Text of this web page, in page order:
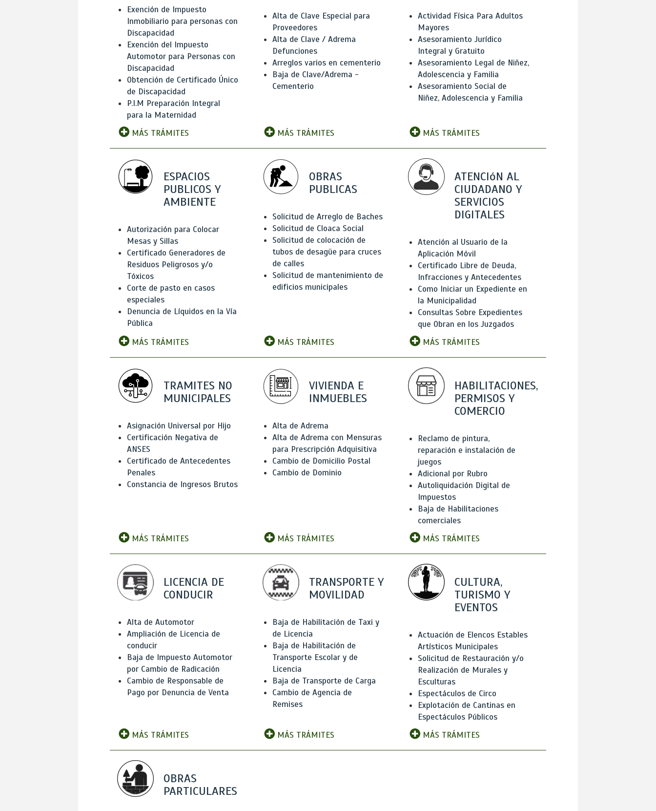
Exención de Impuesto
Inmobiliario para personas con
Discapacidad
Exención del Impuesto
Automotor para Personas con
Discapacidad
Obtención de Certificado Único
de Discapacidad
P.I.M Preparación Integral
para la Maternidad
MÁS TRÁMITES
Alta de Clave Especial para
Proveedores
Alta de Clave / Adrema
Defunciones
Arreglos varios en cementerio
Baja de Clave/Adrema -
Cementerio
MÁS TRÁMITES
Actividad Física Para Adultos
Mayores
Asesoramiento Jurídico
Integral y Gratuito
Asesoramiento Legal de Niñez,
Adolescencia y Familia
Asesoramiento Social de
Niñez, Adolescencia y Familia
MÁS TRÁMITES
ESPACIOS
PUBLICOS Y
AMBIENTE
Autorización para Colocar
Mesas y Sillas
Certificado Generadores de
Residuos Peligrosos y/o
Tóxicos
Corte de pasto en casos
especiales
Denuncia de Líquidos en la Vía
Pública
MÁS TRÁMITES
OBRAS
PUBLICAS
Solicitud de Arreglo de Baches
Solicitud de Cloaca Social
Solicitud de colocación de
tubos de desagüe para cruces
de calles
Solicitud de mantenimiento de
edificios municipales
MÁS TRÁMITES
ATENCIóN AL
CIUDADANO Y
SERVICIOS
DIGITALES
Atención al Usuario de la
Aplicación Móvil
Certificado Libre de Deuda,
Infracciones y Antecedentes
Como Iniciar un Expediente en
la Municipalidad
Consultas Sobre Expedientes
que Obran en los Juzgados
MÁS TRÁMITES
TRAMITES NO
MUNICIPALES
Asignación Universal por Hijo
Certificación Negativa de
ANSES
Certificado de Antecedentes
Penales
Constancia de Ingresos Brutos
MÁS TRÁMITES
VIVIENDA E
INMUEBLES
Alta de Adrema
Alta de Adrema con Mensuras
para Prescripción Adquisitiva
Cambio de Domicilio Postal
Cambio de Dominio
MÁS TRÁMITES
HABILITACIONES,
PERMISOS Y
COMERCIO
Reclamo de pintura,
reparación e instalación de
juegos
Adicional por Rubro
Autoliquidación Digital de
Impuestos
Baja de Habilitaciones
comerciales
MÁS TRÁMITES
LICENCIA DE
CONDUCIR
Alta de Automotor
Ampliación de Licencia de
conducir
Baja de Impuesto Automotor
por Cambio de Radicación
Cambio de Responsable de
Pago por Denuncia de Venta
MÁS TRÁMITES
TRANSPORTE Y
MOVILIDAD
Baja de Habilitación de Taxi y
de Licencia
Baja de Habilitación de
Transporte Escolar y de
Licencia
Baja de Transporte de Carga
Cambio de Agencia de
Remises
MÁS TRÁMITES
CULTURA,
TURISMO Y
EVENTOS
Actuación de Elencos Estables
Artísticos Municipales
Solicitud de Restauración y/o
Realización de Murales y
Esculturas
Espectáculos de Circo
Explotación de Cantinas en
Espectáculos Públicos
MÁS TRÁMITES
OBRAS
PARTICULARES